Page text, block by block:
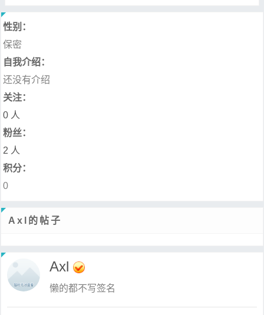
性别：
保密
自我介绍：
还没有介绍
关注：
0 人
粉丝：
2 人
积分：
0
Axl的帖子
Axl
懒的都不写签名